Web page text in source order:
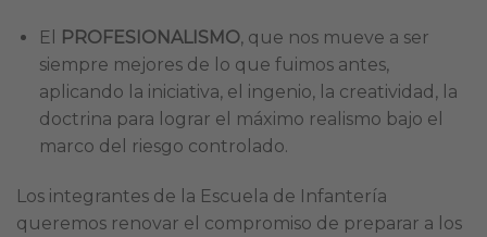
El PROFESIONALISMO, que nos mueve a ser
siempre mejores de lo que fuimos antes,
aplicando la iniciativa, el ingenio, la creatividad, la
doctrina para lograr el máximo realismo bajo el
marco del riesgo controlado.
Los integrantes de la Escuela de Infantería
queremos renovar el compromiso de preparar a los